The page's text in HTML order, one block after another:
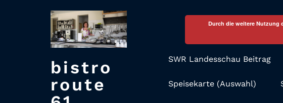
bistro
route
SWR Landesschau Beitrag
Speisekarte (Auswahl)
Durch die weitere Nutzung